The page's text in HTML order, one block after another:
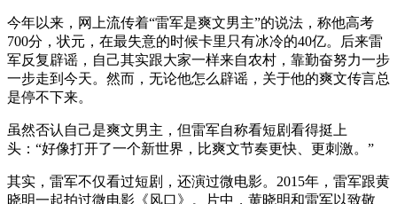
今年以来，网上流传着“雷军是爽文男主”的说法，称他高考
700分，状元，在最失意的时候卡里只有冰冷的40亿。后来雷
军反复辟谣，自己其实跟大家一样来自农村，靠勤奋努力一步
一步走到今天。然而，无论他怎么辟谣，关于他的爽文传言总
是停不下来。
虽然否认自己是爽文男主，但雷军自称看短剧看得挺上
头：“好像打开了一个新世界，比爽文节奏更快、更刺激。”
其实，雷军不仅看过短剧，还演过微电影。2015年，雷军跟黄
晓明一起拍过微电影《风口》。片中，黄晓明和雷军以致敬